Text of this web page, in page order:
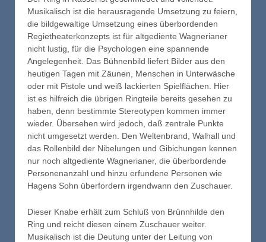
Musikalisch ist die herausragende Umsetzung zu feiern,
die bildgewaltige Umsetzung eines überbordenden
Regietheaterkonzepts ist für altgediente Wagnerianer
nicht lustig, für die Psychologen eine spannende
Angelegenheit. Das Bühnenbild liefert Bilder aus den
heutigen Tagen mit Zäunen, Menschen in Unterwäsche
oder mit Pistole und weiß lackierten Spielflächen. Hier
ist es hilfreich die übrigen Ringteile bereits gesehen zu
haben, denn bestimmte Stereotypen kommen immer
wieder. Übersehen wird jedoch, daß zentrale Punkte
nicht umgesetzt werden. Den Weltenbrand, Walhall und
das Rollenbild der Nibelungen und Gibichungen kennen
nur noch altgediente Wagnerianer, die überbordende
Personenanzahl und hinzu erfundene Personen wie
Hagens Sohn überfordern irgendwann den Zuschauer.
Dieser Knabe erhält zum Schluß von Brünnhilde den
Ring und reicht diesen einem Zuschauer weiter.
Musikalisch ist die Deutung unter der Leitung von